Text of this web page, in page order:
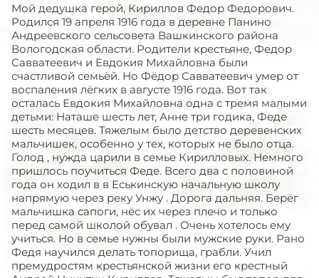
Мой дедушка герой, Кириллов Федор Федорович.
Родился 19 апреля 1916 года в деревне Панино
Андреевского сельсовета Вашкинского района
Вологодская области. Родители крестьяне, Федор
Савватеевич и Евдокия Михайловна были
счастливой семьёй. Но Фёдор Савватеевич умер от
воспаления лёгких в августе 1916 года. Вот так
осталась Евдокия Михайловна одна с тремя малыми
детьми: Наташе шесть лет, Анне три годика, Феде
шесть месяцев. Тяжелым было детство деревенских
мальчишек, особенно у тех, которых не было отца.
Голод , нужда царили в семье Кирилловых. Немного
пришлось поучиться Феде. Всего два с половиной
года он ходил в в Еськинскую начальную школу
напрямую через реку Унжу . Дорога дальняя. Берёг
мальчишка сапоги, нёс их через плечо и только
перед самой школой обувал . Очень хотелось ему
учиться. Но в семье нужны были мужские руки. Рано
Федя научился делать топорища, грабли. Учил
премудростям крестьянской жизни его крестный